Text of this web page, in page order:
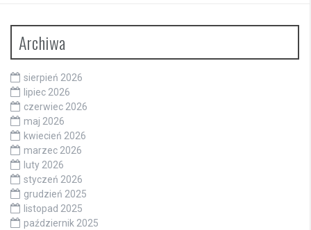
Archiwa
sierpień 2026
lipiec 2026
czerwiec 2026
maj 2026
kwiecień 2026
marzec 2026
luty 2026
styczeń 2026
grudzień 2025
listopad 2025
październik 2025